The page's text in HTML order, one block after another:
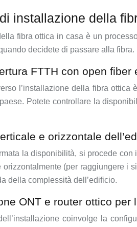
installazione della
fibra ottica in casa è un
decidete di passare alla fibra.
FTTH con open fiber
l’installazione della fibra
Potete controllare la
e orizzontale
la disponibilità, si procede
orizzontalmente (per raggiungere i
della complessità dell’edificio.
ONT e router ottico per
coinvolge la